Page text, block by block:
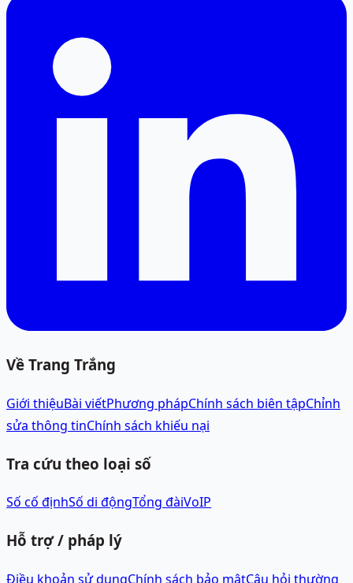
Về Trang Trắng
Giới thiệuBài viếtPhương phápChính sách biên tậpChỉnh
sửa thông tinChính sách khiếu nại
Tra cứu theo loại số
Số cố địnhSố di độngTổng đàiVoIP
Hỗ trợ / pháp lý
Điều khoản sử dụngChính sách bảo mậtCâu hỏi thường